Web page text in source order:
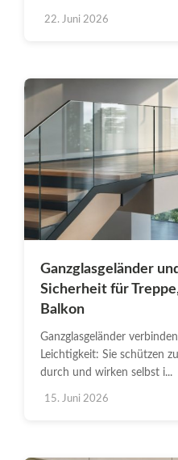
22. Juni 2026
Ganzglasgeländer
Sicherheit für
Balkon
Ganzglasgeländer
Leichtigkeit: Sie schützen
durch und wirken selbst i...
15. Juni 2026